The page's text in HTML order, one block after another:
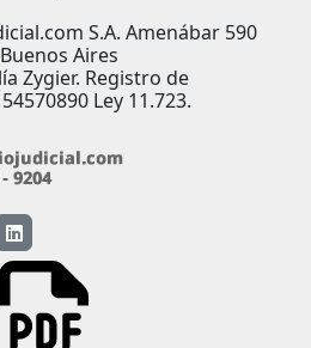
S.A. Amenábar 590
Aires
Zygier. Registro de
Ley 11.723.